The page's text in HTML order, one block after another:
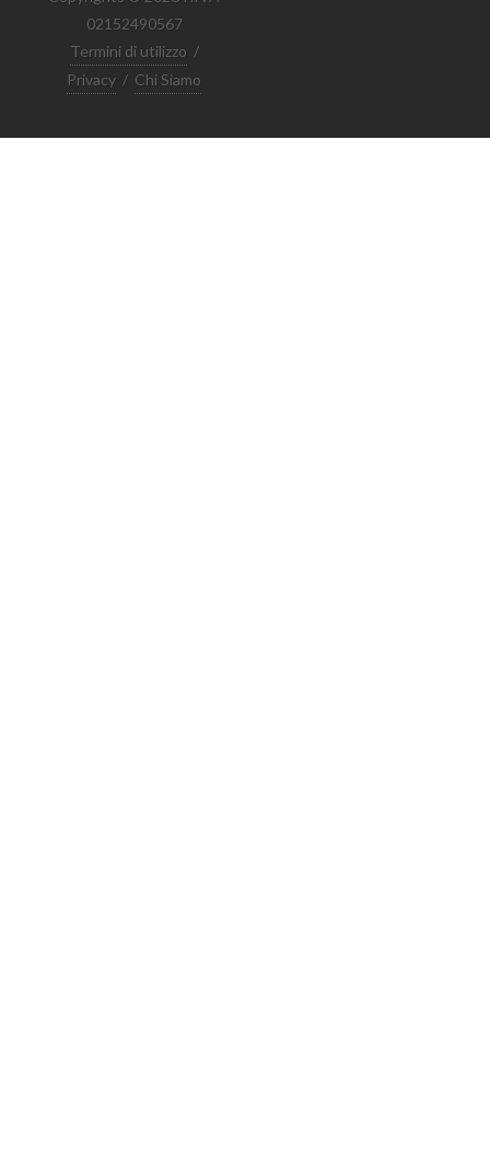
02152490567
Termini di utilizzo /
Privacy / Chi Siamo